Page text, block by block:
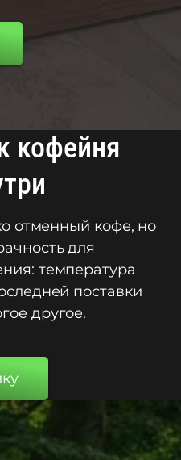
кофейня
отменный кофе, но
для
температура
поставки
другое.